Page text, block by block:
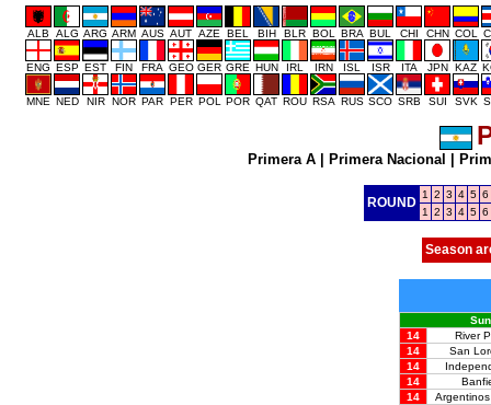
ALB ALG ARG ARM AUS AUT AZE BEL BIH BLR BOL BRA BUL CHI CHN COL
ENG ESP EST FIN FRA GEO GER GRE HUN IRL IRN ISL ISR ITA JPN KAZ
MNE NED NIR NOR PAR PER POL POR QAT ROU RSA RUS SCO SRB SUI SVK
Primera A Primera Nacional
ROUND
1 2 3 4 5 6
1
2 3 4 5 6
Season
14
River
14
San
14
14
14